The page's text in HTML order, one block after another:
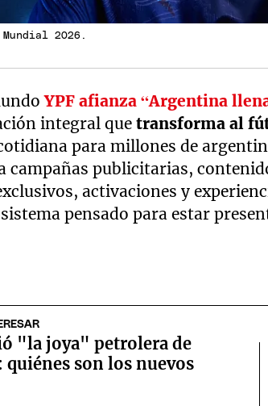
2026.
YPF afianza “Argentina
integral quetransforma al
para millones de
campañas publicitarias,
activaciones y
pensado para estar
"la joya" petrolera de
quiénes son los nuevos